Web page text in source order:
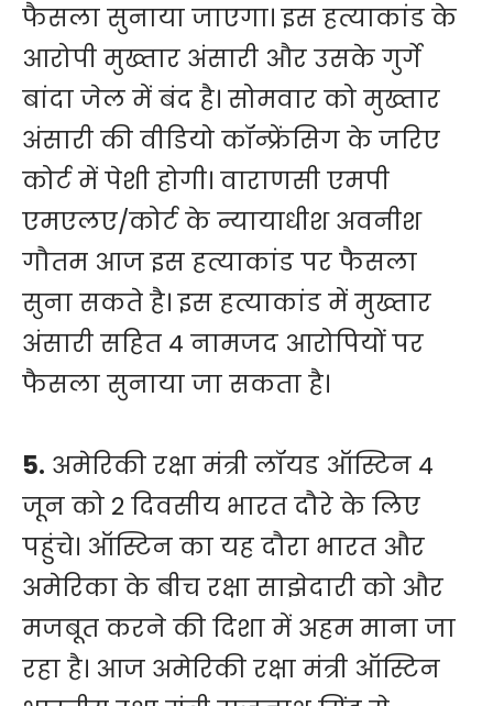
फैसला सुनाया जाएगा। इस हत्याकांड के
आरोपी मुख्तार अंसारी और उसके गुर्गे
बांदा जेल में बंद है। सोमवार को मुख्तार
अंसारी की वीडियो कॉन्फ्रेंसिग के जरिए
कोर्ट में पेशी होगी। वाराणसी एमपी
एमएलए/कोर्ट के न्यायाधीश अवनीश
गौतम आज इस हत्याकांड पर फैसला
सुना सकते है। इस हत्याकांड में मुख्तार
अंसारी सहित 4 नामजद आरोपियों पर
फैसला सुनाया जा सकता है।
5. अमेरिकी रक्षा मंत्री लॉयड ऑस्टिन 4
जून को 2 दिवसीय भारत दौरे के लिए
पहुंचे। ऑस्टिन का यह दौरा भारत और
अमेरिका के बीच रक्षा साझेदारी को और
मजबूत करने की दिशा में अहम माना जा
रहा है। आज अमेरिकी रक्षा मंत्री ऑस्टिन